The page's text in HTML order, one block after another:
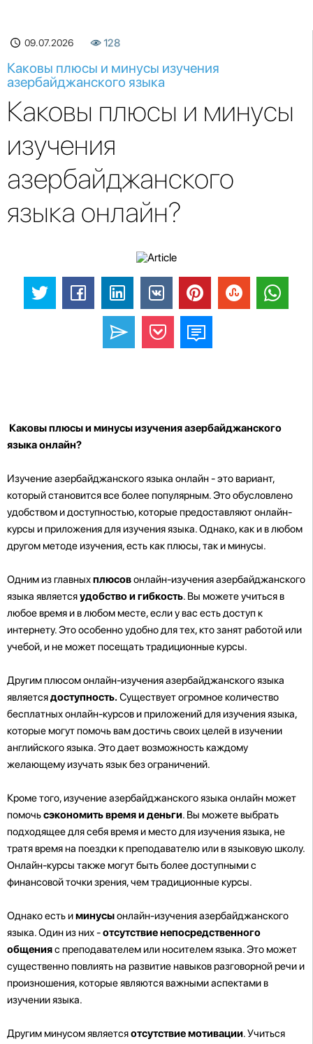
09.07.2026 128
Каковы плюсы и минусы изучения
азербайджанского языка
Каковы плюсы и минусы
изучения
азербайджанского
языка онлайн?
Каковы плюсы и минусы изучения азербайджанского
языка онлайн?
Изучение азербайджанского языка онлайн - это вариант,
который становится все более популярным. Это обусловлено
удобством и доступностью, которые предоставляют онлайн-
курсы и приложения для изучения языка. Однако, как и в любом
другом методе изучения, есть как плюсы, так и минусы.
Одним из главныхплюсовонлайн-изучения азербайджанского
языка являетсяудобство и гибкость. Вы можете учиться в
любое время и в любом месте, если у вас есть доступ к
интернету. Это особенно удобно для тех, кто занят работой или
учебой, и не может посещать традиционные курсы.
Другим плюсом онлайн-изучения азербайджанского языка
являетсядоступность.Существует огромное количество
бесплатных онлайн-курсов и приложений для изучения языка,
которые могут помочь вам достичь своих целей в изучении
английского языка. Это дает возможность каждому
желающему изучать язык без ограничений.
Кроме того, изучение азербайджанского языка онлайн может
помочьсэкономить время и деньги. Вы можете выбрать
подходящее для себя время и место для изучения языка, не
тратя время на поездки к преподавателю или в языковую школу.
Онлайн-курсы также могут быть более доступными с
финансовой точки зрения, чем традиционные курсы.
Однако есть иминусыонлайн-изучения азербайджанского
языка. Один из них -отсутствие непосредственного
общенияс преподавателем или носителем языка. Это может
существенно повлиять на развитие навыков разговорной речи и
произношения, которые являются важными аспектами в
изучении языка.
Другим минусом являетсяотсутствие мотивации. Учиться